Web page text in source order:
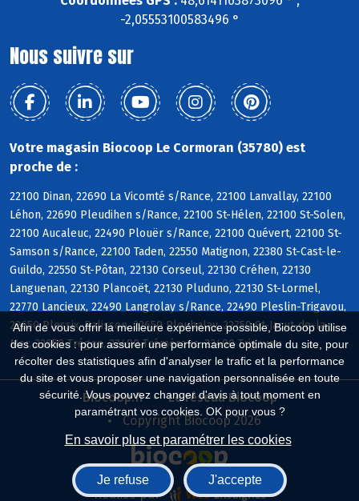
Afin de vous offrir la meilleure expérience possible, Biocoop utilise
des cookies : pour assurer une performance optimale du site, pour
récolter des statistiques afin d'analyser le trafic et la performance
du site et vous proposer une navigation personnalisée en toute
sécurité. Vous pouvez changer d'avis à tout moment en
paramétrant vos cookies. OK pour vous ?
En savoir plus et paramétrer les cookies
Je refuse J'accepte
-2,05553100583496 °
Nous suivre sur
Votre magasin Biocoop Le Cormoran (35780) est
proche de :
22100 Dinan, 22690 La Vicomté s/Rance, 22100 Lanvallay, 22100
Léhon, 22690 Pleudihen s/Rance, 22100 St-Hélen, 22100 St-Solen,
22100 Aucaleuc, 22490 Plouër s/Rance, 22100 Quévert, 22100 St-
Samson s/Rance, 22100 Taden, 22550 Matignon, 22380 St-Cast-le-
Guildo, 22550 St-Pôtan, 22130 Corseul, 22130 Créhen, 22130
Languenan, 22130 Plancoët, 22130 Pluduno, 22130 St-Lormel,
22770 Lancieux, 22490 Langrolay s/Rance, 22490 Pleslin-Trigavou,
22650 Plessix-Balisson, 22650 Ploubalay, 22750 St-Jacut-de-la-
Mer, 22650 Trégon, 22490 Tréméreuc, 22490 Trigavou
Biocoop.fr
Le réseau Biocoop
Copyright Biocoop 2026
Réalisé par